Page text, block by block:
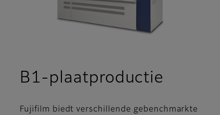
B1-plaatproductie
Fujifilm biedt verschillende gebenchmarkte